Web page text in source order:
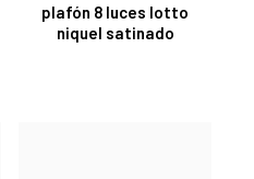
plafón 8 luces lotto
niquel satinado